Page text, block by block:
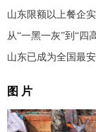
山东限额以上餐企
从“一黑一灰”到“四
山东已成为全国最
图 片